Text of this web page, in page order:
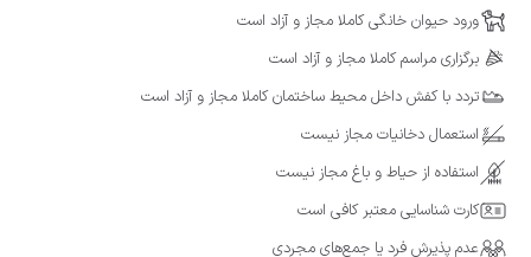
ورود حیوان خانگی کاملا مجاز و آزاد است
برگزاری مراسم کاملا مجاز و آزاد است
تردد با کفش داخل محیط ساختمان کاملا مجاز و آزاد است
استعمال دخانیات مجاز نیست
استفاده از حیاط و باغ مجاز نیست
کارت شناسایی معتبر کافی است
عدم پذیرش فرد یا جمع‌های مجردی